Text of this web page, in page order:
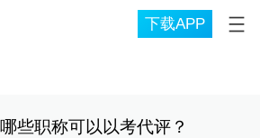
下载APP
哪些职称可以以考代评？